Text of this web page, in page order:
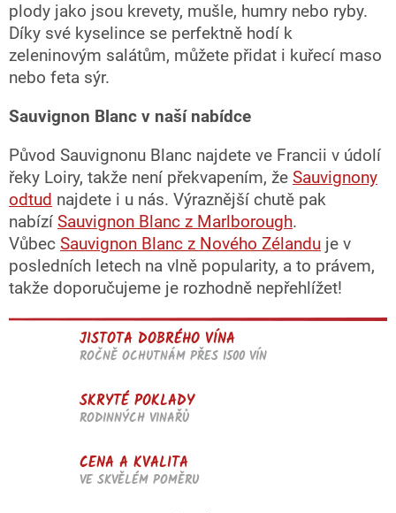
plody jako jsou krevety, mušle, humry nebo ryby.
Díky své kyselince se perfektně hodí k
zeleninovým salátům, můžete přidat i kuřecí maso
nebo feta sýr.
Sauvignon Blanc v naší nabídce
Původ Sauvignonu Blanc najdete ve Francii v údolí
řeky Loiry, takže není překvapením, že Sauvignony
odtud najdete i u nás. Výraznější chutě pak
nabízí Sauvignon Blanc z Marlborough.
Vůbec Sauvignon Blanc z Nového Zélandu je v
posledních letech na vlně popularity, a to právem,
takže doporučujeme je rozhodně nepřehlížet!
JISTOTA DOBRÉHO VÍNA
ROČNĚ OCHUTNÁM PŘES 1500 VÍN
SKRYTÉ POKLADY
RODINNÝCH VINAŘŮ
CENA A KVALITA
VE SKVĚLÉM POMĚRU